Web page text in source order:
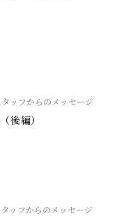
タッフからのメッセージ
後編）
タッフからのメッセージ